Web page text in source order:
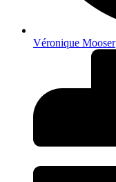
Véronique Mooser